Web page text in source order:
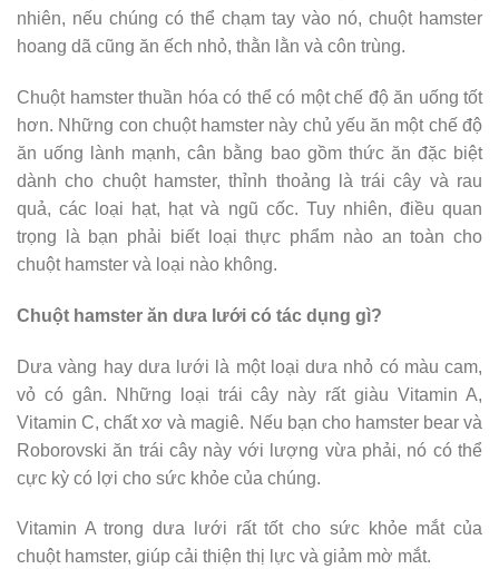
nhiên, nếu chúng có thể chạm tay vào nó, chuột hamster
hoang dã cũng ăn ếch nhỏ, thằn lằn và côn trùng.
Chuột hamster thuần hóa có thể có một chế độ ăn uống tốt
hơn. Những con chuột hamster này chủ yếu ăn một chế độ
ăn uống lành mạnh, cân bằng bao gồm thức ăn đặc biệt
dành cho chuột hamster, thỉnh thoảng là trái cây và rau
quả, các loại hạt, hạt và ngũ cốc. Tuy nhiên, điều quan
trọng là bạn phải biết loại thực phẩm nào an toàn cho
chuột hamster và loại nào không.
Chuột hamster ăn dưa lưới có tác dụng gì?
Dưa vàng hay dưa lưới là một loại dưa nhỏ có màu cam,
vỏ có gân. Những loại trái cây này rất giàu Vitamin A,
Vitamin C, chất xơ và magiê. Nếu bạn cho hamster bear và
Roborovski ăn trái cây này với lượng vừa phải, nó có thể
cực kỳ có lợi cho sức khỏe của chúng.
Vitamin A trong dưa lưới rất tốt cho sức khỏe mắt của
chuột hamster, giúp cải thiện thị lực và giảm mờ mắt.